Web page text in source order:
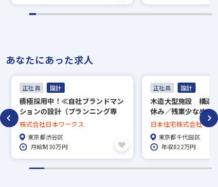
あなたにあった求人
正社員 設計
積極採用中！≪自社ブランドマン
ションの設計（プランニング専
任）≫土日祝休み／残業ほぼなし
／11連休の長期休暇有
株式会社日本ワークス
東京都渋谷区
月給制30万円
正社員 設計
木造大型施設 構造
休み／残業少なめ
程度
日本住宅株式会社
東京都千代田区
年収822万円